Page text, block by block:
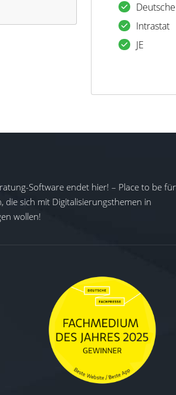
Intrastat
JE
Software endet hier! – Place to be für
sich mit Digitalisierungsthemen in
wollen!